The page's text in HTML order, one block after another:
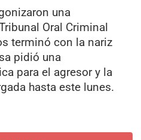
una
Oral Criminal
terminó con la nariz
pidió una
para el agresor y la
hasta este lunes.